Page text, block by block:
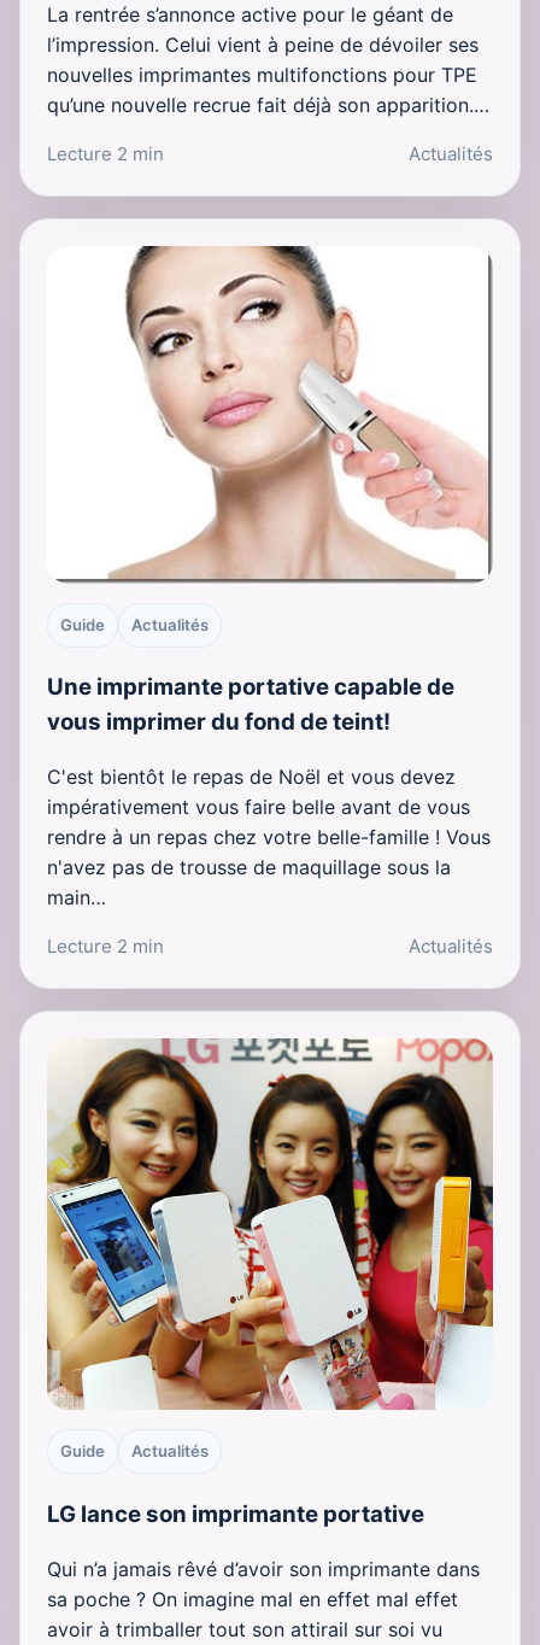
La rentrée s’annonce active pour le géant de
l’impression. Celui vient à peine de dévoiler ses
nouvelles imprimantes multifonctions pour TPE
qu’une nouvelle recrue fait déjà son apparition.…
Lecture 2 min Actualités
Guide Actualités
Une imprimante portative capable de
vous imprimer du fond de teint!
C'est bientôt le repas de Noël et vous devez
impérativement vous faire belle avant de vous
rendre à un repas chez votre belle-famille ! Vous
n'avez pas de trousse de maquillage sous la
main…
Lecture 2 min Actualités
Guide Actualités
LG lance son imprimante portative
Qui n’a jamais rêvé d’avoir son imprimante dans
sa poche ? On imagine mal en effet mal effet
avoir à trimballer tout son attirail sur soi vu